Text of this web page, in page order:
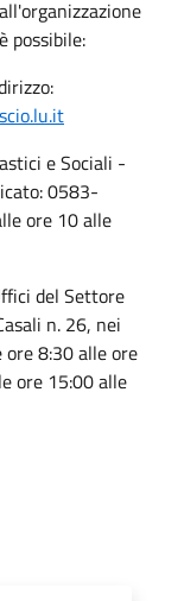
possibile:
e Sociali -
0583-
ore 10 alle
del Settore
n. 26, nei
ore 8:30 alle ore
ore 15:00 alle